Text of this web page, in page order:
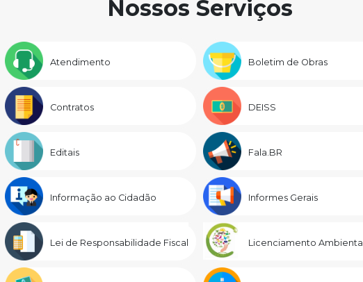
Nossos Serviços
Atendimento Boletim de Obras
Contratos DEISS
Editais Fala.BR
Informação ao Cidadão Informes Gerais
Lei de Responsabilidade Fiscal Licenciamento Ambiental